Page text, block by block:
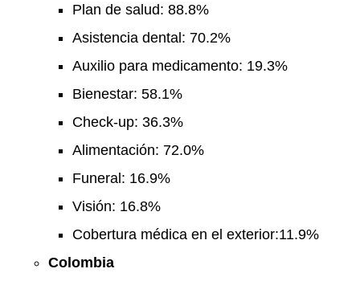
Plan de salud: 88.8%
Asistencia dental: 70.2%
Auxilio para medicamento: 19.3%
Bienestar: 58.1%
Check-up: 36.3%
Alimentación: 72.0%
Funeral: 16.9%
Visión: 16.8%
Cobertura médica en el exterior:11.9%
Colombia